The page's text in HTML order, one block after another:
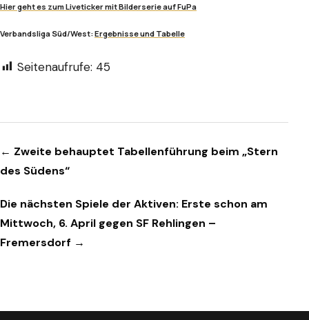
Hier geht es zum Liveticker mit Bilderserie auf FuPa
Verbandsliga Süd/West:Ergebnisse und Tabelle
Seitenaufrufe: 45
Beitragsnavigation
← Zweite behauptet Tabellenführung beim „Stern
des Südens“
Die nächsten Spiele der Aktiven: Erste schon am
Mittwoch, 6. April gegen SF Rehlingen –
Fremersdorf →